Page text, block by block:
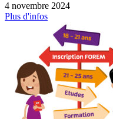
4 novembre 2024
Plus d'infos